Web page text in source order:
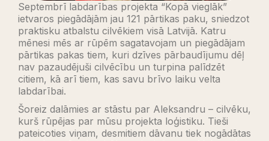
Septembrī labdarības projekta “Kopā vieglāk”
ietvaros piegādājām jau 121 pārtikas paku, sniedzot
praktisku atbalstu cilvēkiem visā Latvijā. Katru
mēnesi mēs ar rūpēm sagatavojam un piegādājam
pārtikas pakas tiem, kuri dzīves pārbaudījumu dēļ
nav pazaudējuši cilvēcību un turpina palīdzēt
citiem, kā arī tiem, kas savu brīvo laiku velta
labdarībai.
Šoreiz dalāmies ar stāstu par Aleksandru – cilvēku,
kurš rūpējas par mūsu projekta loģistiku. Tieši
pateicoties viņam, desmitiem dāvanu tiek nogādātas